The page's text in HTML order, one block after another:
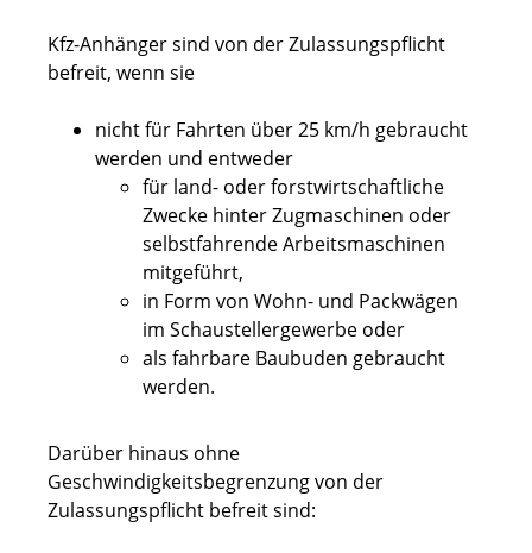
Kfz-Anhänger sind von der Zulassungspflicht
befreit, wenn sie
nicht für Fahrten über 25 km/h gebraucht
werden und entweder
für land- oder forstwirtschaftliche
Zwecke hinter Zugmaschinen oder
selbstfahrende Arbeitsmaschinen
mitgeführt,
in Form von Wohn- und Packwägen
im Schaustellergewerbe oder
als fahrbare Baubuden gebraucht
werden.
Darüber hinaus ohne
Geschwindigkeitsbegrenzung von der
Zulassungspflicht befreit sind: